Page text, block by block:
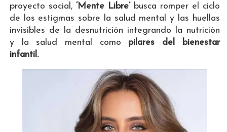
proyecto social, ‘Mente Libre’ busca romper el ciclo
de los estigmas sobre la salud mental y las huellas
invisibles de la desnutrición integrando la nutrición
y la salud mental como pilares del bienestar
infantil.